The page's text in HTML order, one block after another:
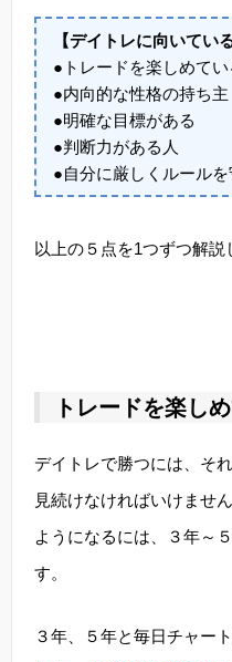
【デイトレに向いてい
●トレードを楽しめてい
●内向的な性格の持ち主
●明確な目標がある
●判断力がある人
●自分に厳しくルールを
以上の５点を1つずつ解説
トレードを楽し
デイトレで勝つには、そ
見続けなければいけませ
ようになるには、３年～
す。
３年、５年と毎日チャー